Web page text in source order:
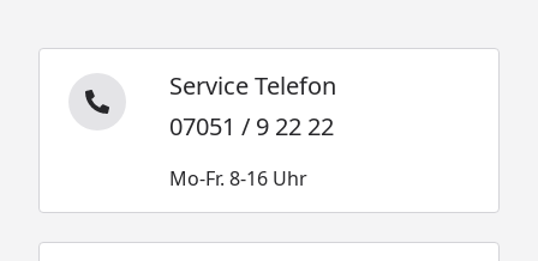
Service Telefon
07051 / 9 22 22
Mo-Fr. 8-16 Uhr